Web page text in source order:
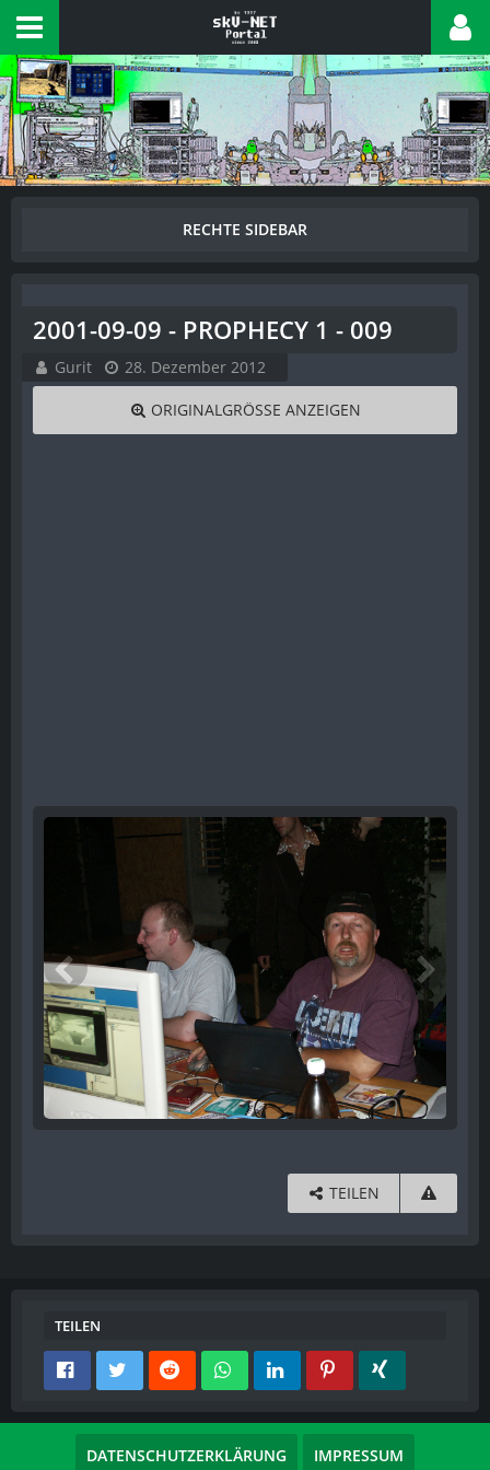
2001-09-09 - PROPHECY 1 - 009
Gurit 28. Dezember 2012
ORIGINALGRÖSSE ANZEIGEN
TEILEN
TEILEN
DATENSCHUTZERKLÄRUNG IMPRESSUM